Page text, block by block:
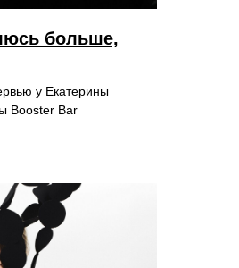
больше,
у Екатерины
Booster Bar